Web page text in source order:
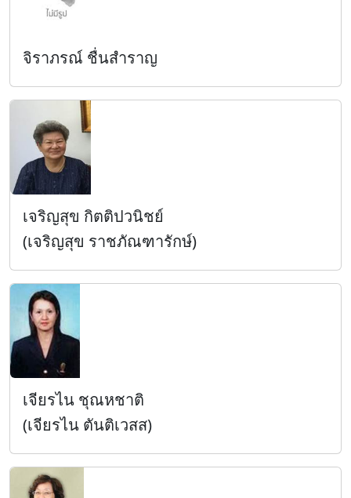
จิราภรณ์ ชื่นสำราญ
เจริญสุข กิตติปวนิชย์
(เจริญสุข ราชภัณฑารักษ์)
เจียรไน ชุณหชาติ
(เจียรไน ตันติเวสส)